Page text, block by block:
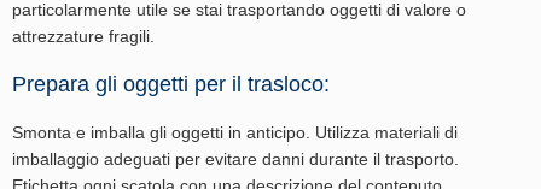
particolarmente utile se stai trasportando oggetti di valore o
attrezzature fragili.
Prepara gli oggetti per il trasloco:
Smonta e imballa gli oggetti in anticipo. Utilizza materiali di
imballaggio adeguati per evitare danni durante il trasporto.